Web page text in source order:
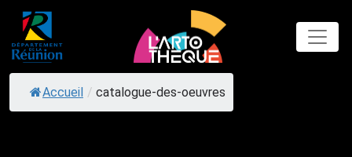
Skip
content
Accueil / catalogue-des-oeuvres